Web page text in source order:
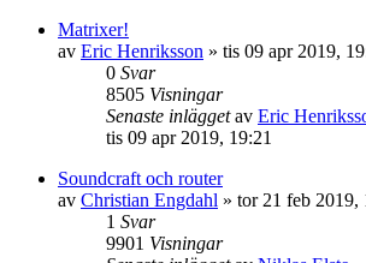
Matrixer!
av Eric Henriksson » tis 09 apr 2019,
0 Svar
8505 Visningar
Senaste inläggetav Eric
tis 09 apr 2019, 19:21
Soundcraft och router
av Christian Engdahl » tor 21 feb 2019,
1 Svar
9901 Visningar